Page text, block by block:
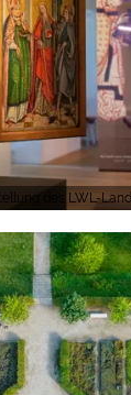
des LWL-